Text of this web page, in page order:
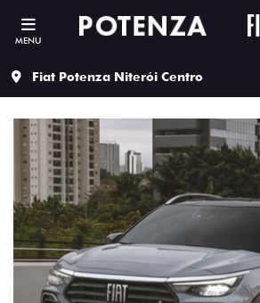
MENU
Fiat Potenza Niterói Centro